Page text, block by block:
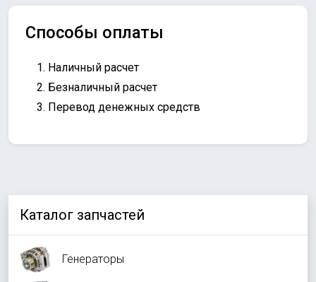
Каталог запчастей
Генераторы
Способы оплаты
Наличный расчет
Безналичный расчет
Перевод денежных средств